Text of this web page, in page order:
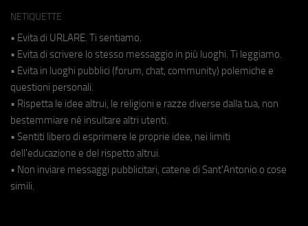
NETIQUETTE
• Evita di URLARE. Ti sentiamo.
• Evita di scrivere lo stesso messaggio in più luoghi. Ti leggiamo.
• Evita in luoghi pubblici (forum, chat, community) polemiche e
questioni personali.
• Rispetta le idee altrui, le religioni e razze diverse dalla tua, non
bestemmiare né insultare altri utenti.
• Sentiti libero di esprimere le proprie idee, nei limiti
dell'educazione e del rispetto altrui.
• Non inviare messaggi pubblicitari, catene di Sant'Antonio o cose
simili.